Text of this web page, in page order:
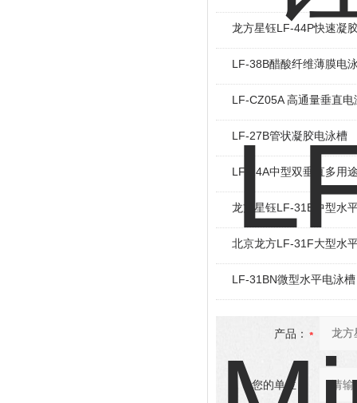
龙方星钰LF-44P快速凝
LF-38B醋酸纤维薄膜电
LF-CZ05A 高通量垂直电
LF-27B管状凝胶电泳槽
LF-24A中型双垂直多用
龙方星钰LF-31E中型水
北京龙方LF-31F大型水
LF-31BN微型水平电泳槽
产品：
您的单位：